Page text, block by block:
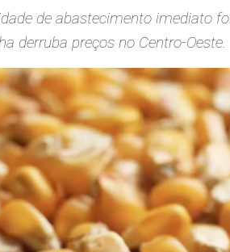
de abastecimento imediato
derruba preços no Centro-Oeste.